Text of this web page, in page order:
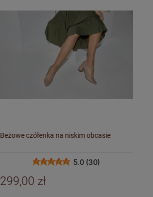
Beżowe czółenka na niskim obcasie
5.0 (30)
299,00 zł